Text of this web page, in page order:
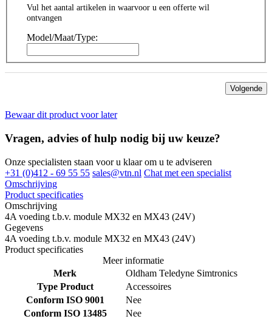
Vul het aantal artikelen in waarvoor u een offerte wil
ontvangen
Model/Maat/Type:
Volgende
Bewaar dit product voor later
Vragen, advies of hulp nodig bij uw keuze?
Onze specialisten staan voor u klaar om u te adviseren
+31 (0)412 - 69 55 55 sales@vtn.nl Chat met een specialist
Omschrijving
Product specificaties
Omschrijving
4A voeding t.b.v. module MX32 en MX43 (24V)
Gegevens
4A voeding t.b.v. module MX32 en MX43 (24V)
Product specificaties
Meer informatie
Merk
Oldham Teledyne Simtronics
Type Product
Accessoires
Conform ISO 9001
Nee
Conform ISO 13485
Nee